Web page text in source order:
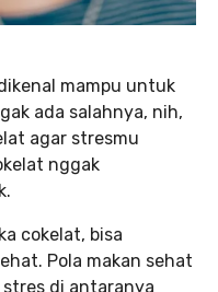
mampu untuk
ada salahnya, nih,
agar stresmu
nggak
cokelat, bisa
Pola makan sehat
di antaranya